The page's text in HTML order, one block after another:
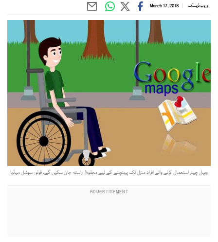
ویب ڈیسک March 17, 2018
وہیل چیئر استعمال کرنے والے افراد منزل تک پہنچنے کے لیے محفوظ راستہ جان سکیں گے۔ فوٹو : سوشل میڈیا